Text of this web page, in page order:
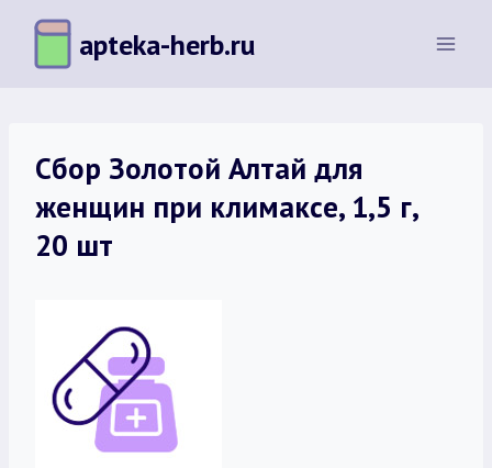
Перейти
содержимому
apteka-herb.ru
Сбор Золотой Алтай для
женщин при климаксе, 1,5 г,
20 шт